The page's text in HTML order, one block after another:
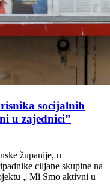
socijalnih
u zajednici”
županije, u
ciljane skupine na
„ Mi Smo aktivni u